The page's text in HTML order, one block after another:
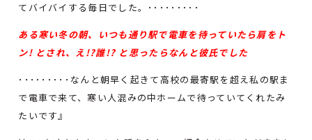
てバイバイする毎日でした。･････････
ある寒い冬の朝、いつも通り駅で電車を待っていたら肩をト
ン! とされ、え!?誰!? と思ったらなんと彼氏でした
･････････なんと朝早く起きて高校の最寄駅を超え私の駅ま
で電車で来て、寒い人混みの中ホームで待っていてくれたみ
たいです』